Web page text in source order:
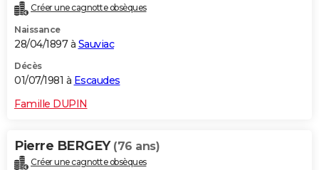
Créer une cagnotte obsèques
Naissance
28/04/1897 à Sauviac
Décès
01/07/1981 à Escaudes
Famille DUPIN
Pierre BERGEY (76 ans)
Créer une cagnotte obsèques